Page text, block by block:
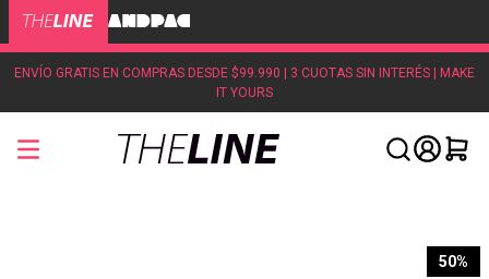
ENVÍO GRATIS EN COMPRAS DESDE $99.990 | 3 CUOTAS SIN INTERÉS | MAKE
IT YOURS
50%